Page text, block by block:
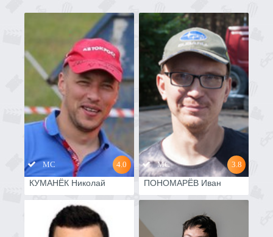
МС 4.0
КУМАНЁК Николай
МС 3.8
ПОНОМАРЁВ Иван